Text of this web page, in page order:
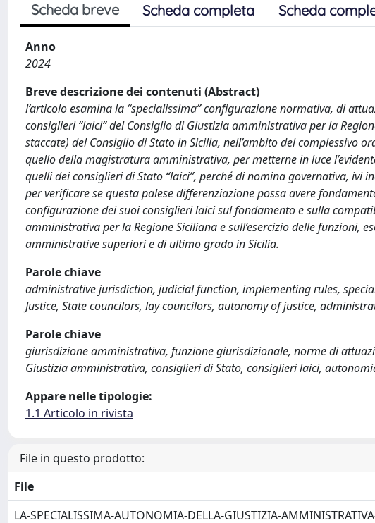
Scheda breve Scheda completa Scheda
Anno
2024
Breve descrizione dei contenuti (Abstract)
l’articolo esamina la “specialissima” configurazione normativa, di
consiglieri “laici” del Consiglio di Giustizia amministrativa per la
staccate) del Consiglio di Stato in Sicilia, nell’ambito del
quello della magistratura amministrativa, per metterne in luce
quelli dei consiglieri di Stato “laici”, perché di nomina governativa,
per verificare se questa palese differenziazione possa avere
configurazione dei suoi consiglieri laici sul fondamento e sulla
amministrativa per la Regione Siciliana e sull’esercizio delle funzioni,
amministrative superiori e di ultimo grado in Sicilia.
Parole chiave
administrative jurisdiction, judicial function, implementing rules,
Justice, State councilors, lay councilors, autonomy of justice,
Parole chiave
giurisdizione amministrativa, funzione giurisdizionale, norme di
Giustizia amministrativa, consiglieri di Stato, consiglieri laici,
Appare nelle tipologie:
1.1 Articolo in rivista
File in questo prodotto:
File
LA-SPECIALISSIMA-AUTONOMIA-DELLA-GIUSTIZIA-